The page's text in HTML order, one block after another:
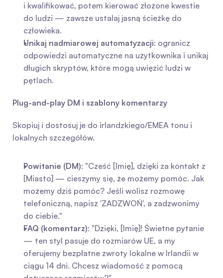
i kwalifikować, potem kierować złożone kwestie
do ludzi — zawsze ustalaj jasną ścieżkę do
człowieka.
Unikaj nadmiarowej automatyzacji: ogranicz
odpowiedzi automatyczne na użytkownika i unikaj
długich skryptów, które mogą uwięzić ludzi w
pętlach.
Plug-and-play DM i szablony komentarzy
Skopiuj i dostosuj je do irlandzkiego/EMEA tonu i
lokalnych szczegółów.
Powitanie (DM): "Cześć [Imię], dzięki za kontakt z
[Miasto] — cieszymy się, że możemy pomóc. Jak
możemy dziś pomóc? Jeśli wolisz rozmowę
telefoniczną, napisz 'ZADZWOŃ', a zadzwonimy
do ciebie."
FAQ (komentarz): "Dzięki, [Imię]! Świetne pytanie
— ten styl pasuje do rozmiarów UE, a my
oferujemy bezpłatne zwroty lokalne w Irlandii w
ciągu 14 dni. Chcesz wiadomość z pomocą